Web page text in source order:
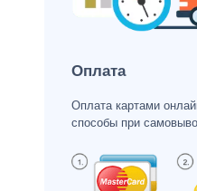
Оплата
Оплата картами
способы при